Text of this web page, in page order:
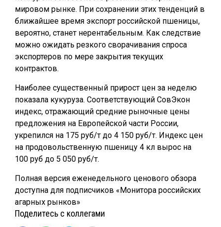
мировом рынке. При сохранении этих тенденций в
ближайшее время экспорт российской пшеницы,
вероятно, станет нерентабельным. Как следствие
можно ожидать резкого сворачивания спроса
экспортеров по мере закрытия текущих
контрактов.
Наиболее существенный прирост цен за неделю
показала кукуруза. Соответствующий СовЭкон
индекс, отражающий средние рыночные цены
предложения на Европейской части России,
укрепился на 175 руб/т до 4 150 руб/т. Индекс цен
на продовольственную пшеницу 4 кл вырос на
100 руб до 5 050 руб/т.
Полная версия еженедельного ценового обзора
доступна для подписчиков «Монитора российских
агарных рынков»
Поделитесь с коллегами